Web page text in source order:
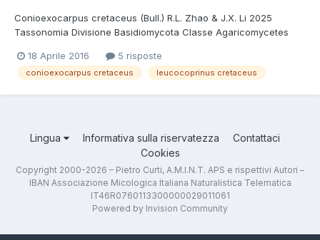
Conioexocarpus cretaceus (Bull.) R.L. Zhao & J.X. Li 2025
Tassonomia Divisione Basidiomycota Classe Agaricomycetes
cretaceus (Bull. : Fr.) Locq. 1945 Nato in un vaso, si presenta
interamente bianco e di medie dime...
18 Aprile 2016 5 risposte
conioexocarpus cretaceus leucocoprinus cretaceus
Lingua Informativa sulla riservatezza
Contattaci
Cookies
Copyright 2000-2026 – Pietro Curti, A.M.I.N.T. APS e rispettivi Autori –
IBAN Associazione Micologica Italiana Naturalistica Telematica
IT46R0760113300000029011061
Powered by Invision Community